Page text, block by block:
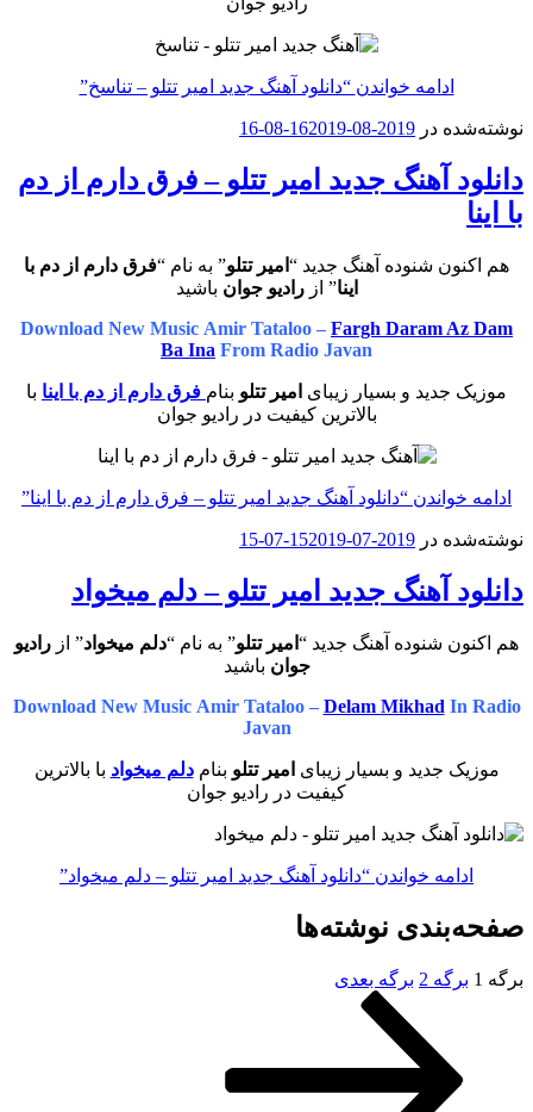
ادامه خواندن “دانلود آهنگ جدید امیر تتلو – تناسخ”
نوشته‌شده در 2019-08-16
2019-08-16
دانلود آهنگ جدید امیر تتلو – فرق دارم از دم
با اینا
هم اکنون شنوده آهنگ جدید “ امیر تتلو” به نام “فرق دارم از دم با
اینا” ازرادیو جوان باشید
Download New Music Amir Tataloo – Fargh Daram Az Dam
Ba Ina From Radio Javan
موزیک جدید و بسیار زیبای امیر تتلو بنام فرق دارم از دم با اینا با
بالاترین کیفیت در رادیو جوان
ادامه خواندن “دانلود آهنگ جدید امیر تتلو – فرق دارم از دم با اینا”
نوشته‌شده در 2019-07-15
2019-07-15
دانلود آهنگ جدید امیر تتلو – دلم میخواد
هم اکنون شنوده آهنگ جدید “ امیر تتلو” به نام “دلم میخواد” از رادیو
جوان باشید
Download New Music Amir Tataloo – Delam Mikhad In Radio
Javan
موزیک جدید و بسیار زیبای امیر تتلو بنامدلم میخواد با بالاترین
کیفیت در رادیو جوان
ادامه خواندن “دانلود آهنگ جدید امیر تتلو – دلم میخواد”
صفحه‌بندی نوشته‌ها
برگه 1 برگه 2 برگه بعدی